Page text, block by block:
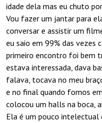
idade dela mas eu chuto
Vou fazer um jantar para
conversar e assistir um
eu saio em 99% das vezes
primeiro encontro foi bem
estava interessada, dava
falava, tocava no meu
e no final quando fomos
colocou um halls na boca,
Ela é um pouco